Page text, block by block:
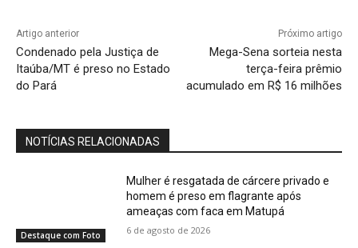
Artigo anterior
Condenado pela Justiça de
Itaúba/MT é preso no Estado
do Pará
Próximo artigo
Mega-Sena sorteia nesta
terça-feira prêmio
acumulado em R$ 16 milhões
NOTÍCIAS RELACIONADAS
Destaque com Foto
Mulher é resgatada de cárcere privado e
homem é preso em flagrante após
ameaças com faca em Matupá
6 de agosto de 2026